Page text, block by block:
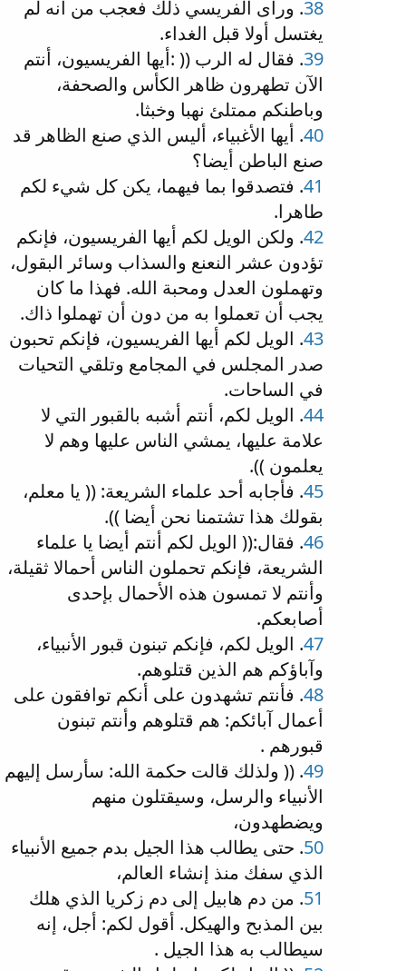
38. ورأى الفريسي ذلك فعجب من أنه لم
يغتسل أولا قبل الغداء.
39. فقال له الرب (( :أيها الفريسيون، أنتم
الآن تطهرون ظاهر الكأس والصحفة،
وباطنكم ممتلئ نهبا وخبثا.
40. أيها الأغبياء، أليس الذي صنع الظاهر قد
صنع الباطن أيضا؟
41. فتصدقوا بما فيهما، يكن كل شيء لكم
طاهرا.
42. ولكن الويل لكم أيها الفريسيون، فإنكم
تؤدون عشر النعنع والسذاب وسائر البقول،
وتهملون العدل ومحبة الله. فهذا ما كان
يجب أن تعملوا به من دون أن تهملوا ذاك.
43. الويل لكم أيها الفريسيون، فإنكم تحبون
صدر المجلس في المجامع وتلقي التحيات
في الساحات.
44. الويل لكم، أنتم أشبه بالقبور التي لا
علامة عليها، يمشي الناس عليها وهم لا
يعلمون )).
45. فأجابه أحد علماء الشريعة: (( يا معلم،
بقولك هذا تشتمنا نحن أيضا )).
46. فقال:(( الويل لكم أنتم أيضا يا علماء
الشريعة، فإنكم تحملون الناس أحمالا ثقيلة،
وأنتم لا تمسون هذه الأحمال بإحدى
أصابعكم.
47. الويل لكم، فإنكم تبنون قبور الأنبياء،
وآباؤكم هم الذين قتلوهم.
48. فأنتم تشهدون على أنكم توافقون على
أعمال آبائكم: هم قتلوهم وأنتم تبنون
قبورهم .
49. (( ولذلك قالت حكمة الله: سأرسل إليهم
الأنبياء والرسل، وسيقتلون منهم
ويضطهدون،
50. حتى يطالب هذا الجيل بدم جميع الأنبياء
الذي سفك منذ إنشاء العالم،
51. من دم هابيل إلى دم زكريا الذي هلك
بين المذبح والهيكل. أقول لكم: أجل، إنه
سيطالب به هذا الجيل .